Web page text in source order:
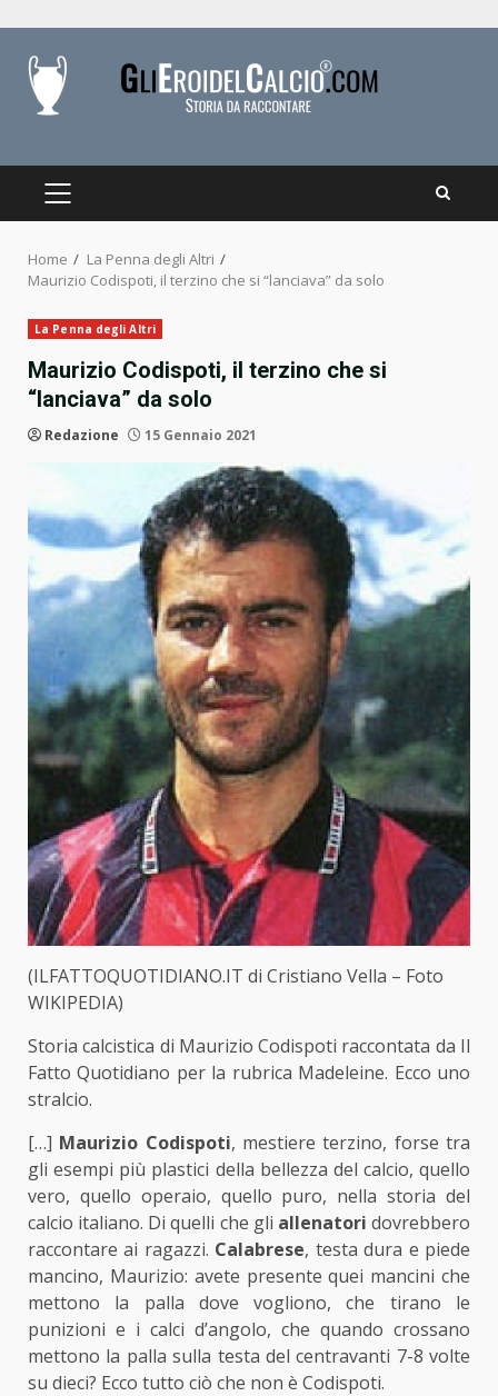
content
PRIMARY
Home
La Penna degli Altri
Maurizio Codispoti, il terzino che si “lanciava” da solo
La Penna degli Altri
Maurizio Codispoti, il terzino che si
“lanciava” da solo
Redazione 15 Gennaio 2021
(ILFATTOQUOTIDIANO.IT di Cristiano Vella – Foto
WIKIPEDIA)
Storia calcistica di Maurizio Codispoti raccontata da Il
Fatto Quotidiano per la rubrica Madeleine. Ecco uno
stralcio.
[…] Maurizio Codispoti, mestiere terzino, forse tra
gli esempi più plastici della bellezza del calcio, quello
vero, quello operaio, quello puro, nella storia del
calcio italiano. Di quelli che gli allenatori dovrebbero
raccontare ai ragazzi. Calabrese, testa dura e piede
mancino, Maurizio: avete presente quei mancini che
mettono la palla dove vogliono, che tirano le
punizioni e i calci d’angolo, che quando crossano
mettono la palla sulla testa del centravanti 7-8 volte
su dieci? Ecco tutto ciò che non è Codispoti.